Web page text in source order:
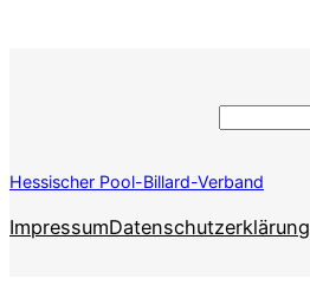
Hessischer Pool-Billard-Verband
ImpressumDatenschutzerklärung